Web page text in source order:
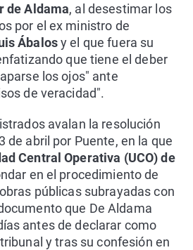
de Aldama, al desestimar los
por el ex ministro de
Ábalosy el que fuera su
que tiene el deber
los ojos" ante
de veracidad".
avalan la resolución
de abril por Puente, en la que
Central Operativa (UCO) de
en el procedimiento de
públicas subrayadas con
que De Aldama
antes de declarar como
y tras su confesión en